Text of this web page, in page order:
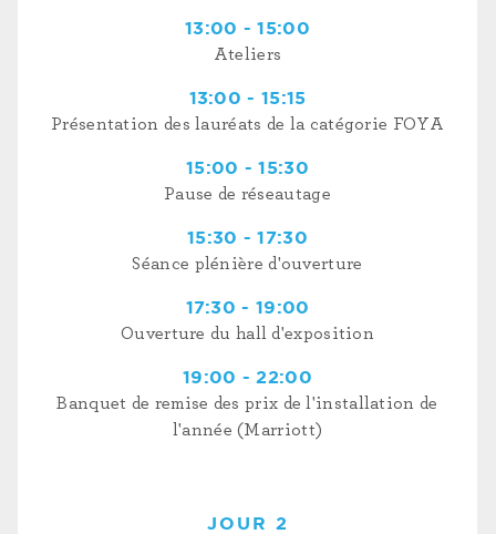
13:00 - 15:00
Ateliers
13:00 - 15:15
Présentation des lauréats de la catégorie FOYA
15:00 - 15:30
Pause de réseautage
15:30 - 17:30
Séance plénière d'ouverture
17:30 - 19:00
Ouverture du hall d'exposition
19:00 - 22:00
Banquet de remise des prix de l'installation de
l'année (Marriott)
JOUR 2